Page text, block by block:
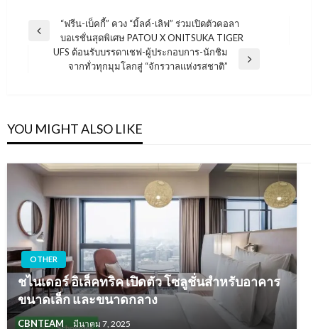
แนะแนว
เรื่อง
Previous
“ฟรีน-เบ็คกี้” ควง “มิ้ลค์-เลิฟ” ร่วมเปิดตัวคอลา
บอเรชั่นสุดพิเศษ PATOU X ONITSUKA TIGER
UFS ต้อนรับบรรดาเชฟ-ผู้ประกอบการ-นักชิม
จากทั่วทุกมุมโลกสู่ “จักรวาลแห่งรสชาติ”
YOU MIGHT ALSO LIKE
OTHER
ชไนเดอร์ อิเล็คทริค เปิดตัว โซลูชั่นสำหรับอาคาร
ขนาดเล็ก และขนาดกลาง
CBNTEAM มีนาคม 7, 2025